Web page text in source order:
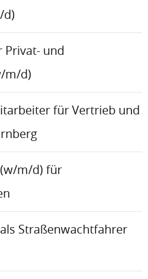
d)
Privat- und
m/d)
für Vertrieb und
m/d) für
Straßenwachtfahrer